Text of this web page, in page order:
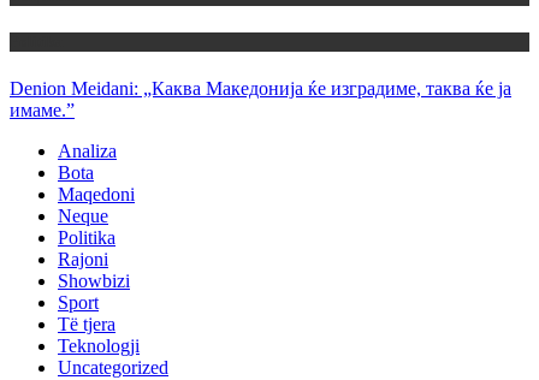
Denion Meidani: „Каква Македонија ќе изградиме, таква ќе ја
имаме.”
Analiza
Bota
Maqedoni
Neque
Politika
Rajoni
Showbizi
Sport
Të tjera
Teknologji
Uncategorized